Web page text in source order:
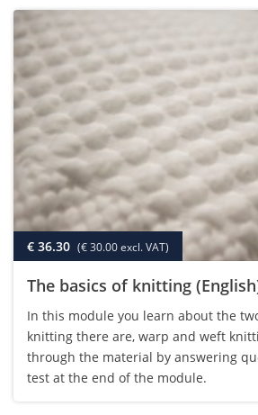
€ 36.30 (€ 30.00 excl. VAT)
The basics of knitting
In this module you learn about the
knitting there are, warp and weft
through the material by answering
test at the end of the module.